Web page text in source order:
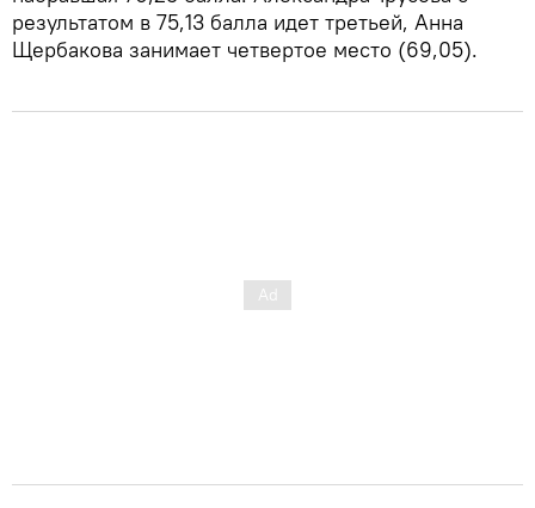
результатом в 75,13 балла идет третьей, Анна
Щербакова занимает четвертое место (69,05).